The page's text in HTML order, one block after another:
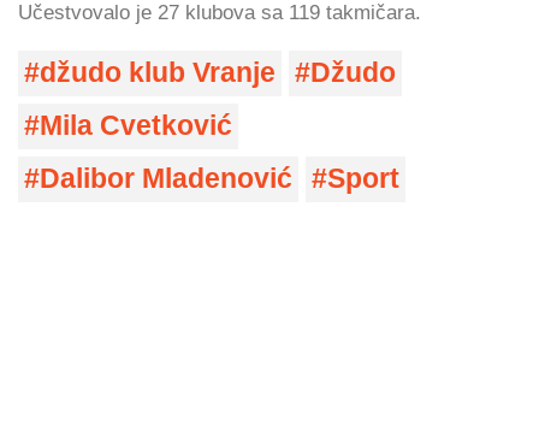
Učestvovalo je 27 klubova sa 119 takmičara.
džudo klub Vranje
Džudo
Mila Cvetković
Dalibor Mladenović
Sport